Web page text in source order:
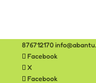
876712170
Facebook
X
Facebook